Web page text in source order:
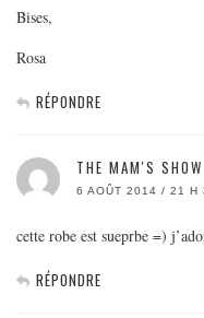
Bises,
Rosa
RÉPONDRE
THE MAM'S SHOW
6 AOÛT 2014 / 21 H
cette robe est sueprbe =)
RÉPONDRE